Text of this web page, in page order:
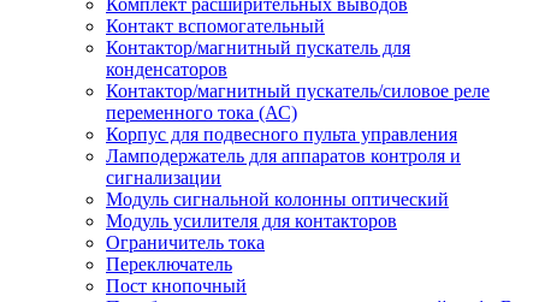
Комплект расширительных выводов
Контакт вспомогательный
Контактор/магнитный пускатель для
конденсаторов
Контактор/магнитный пускатель/силовое реле
переменного тока (АС)
Корпус для подвесного пульта управления
Ламподержатель для аппаратов контроля и
сигнализации
Модуль сигнальной колонны оптический
Модуль усилителя для контакторов
Ограничитель тока
Переключатель
Пост кнопочный